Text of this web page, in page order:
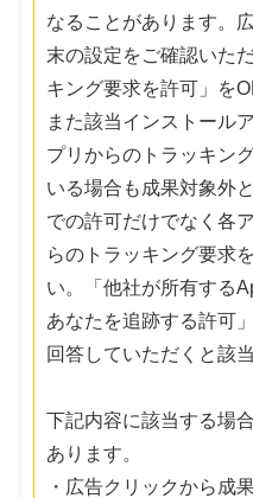
なることがあります。
末の設定をご確認いた
キング要求を許可」を
また該当インストール
プリからのトラッキン
いる場合も成果対象外
での許可だけでなく各
らのトラッキング要求
い。「他社が所有する
あなたを追跡する許可
回答していただくと該
下記内容に該当する場
あります。
・広告クリックから成